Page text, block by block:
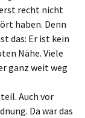
recht nicht
haben. Denn
das: Er ist kein
Nähe. Viele
ganz weit weg
Auch vor
Da war das